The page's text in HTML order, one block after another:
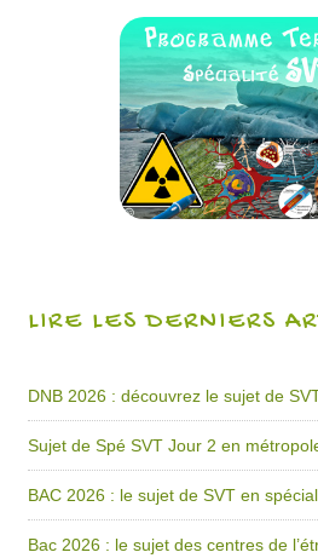
LIRE LES DERNIERS
DNB 2026 : découvrez le sujet de
Sujet de Spé SVT Jour 2 en
BAC 2026 : le sujet de SVT en
Bac 2026 : le sujet des centres de